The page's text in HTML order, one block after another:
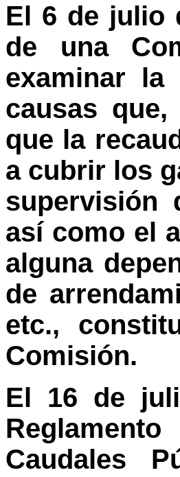
El 6 de julio
de una
examinar
causas
que la
a cubrir los
supervisión
así como el
alguna
de
etc.,
Comisión.
El 16 de
Caudales